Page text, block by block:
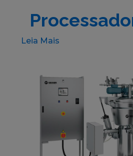
Leia Mais